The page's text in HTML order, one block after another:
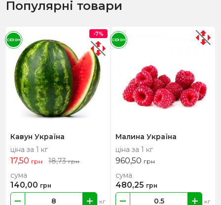
Популярні товари
Кавун Україна
ціна за 1 кг
17,50 грн 18,73грн
кг
сума
140,00 грн
-7%
СЕЗОН
Малина Україна
ціна за 1 кг
960,50 грн
кг
сума
480,25 грн
СЕЗОН